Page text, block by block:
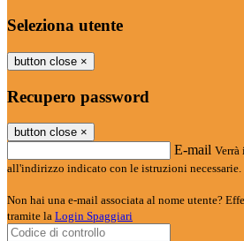
Seleziona utente
button close ×
Recupero password
button close ×
E-mail Verrà
all'indirizzo indicato con le istruzioni necessarie.
Non hai una e-mail associata al nome utente?
tramite la Login Spaggiari